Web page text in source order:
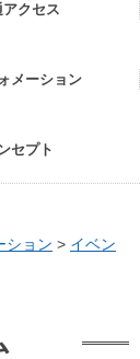
アクセス
メーション
セプト
ション > イベン